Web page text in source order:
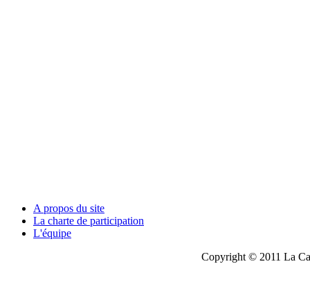
A propos du site
La charte de participation
L'équipe
Copyright © 2011 La